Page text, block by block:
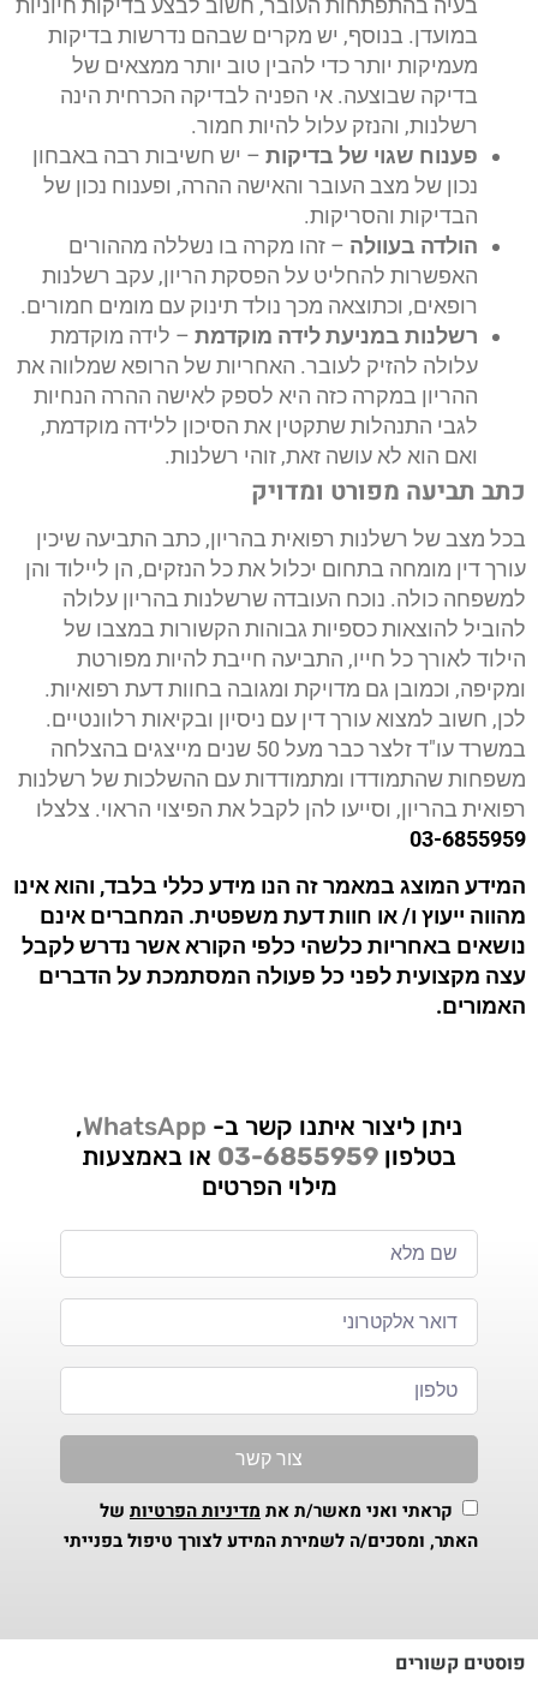
בעיה בהתפתחות העובר, חשוב לבצע בדיקות חיוניות
במועדן. בנוסף, יש מקרים שבהם נדרשות בדיקות
מעמיקות יותר כדי להבין טוב יותר ממצאים של
בדיקה שבוצעה. אי הפניה לבדיקה הכרחית הינה
רשלנות, והנזק עלול להיות חמור.
פענוח שגוי של בדיקות – יש חשיבות רבה באבחון
נכון של מצב העובר והאישה ההרה, ופענוח נכון של
הבדיקות והסריקות.
הולדה בעוולה – זהו מקרה בו נשללה מההורים
האפשרות להחליט על הפסקת הריון, עקב רשלנות
רופאים, וכתוצאה מכך נולד תינוק עם מומים חמורים.
רשלנות במניעת לידה מוקדמת – לידה מוקדמת
עלולה להזיק לעובר. האחריות של הרופא שמלווה את
ההריון במקרה כזה היא לספק לאישה ההרה הנחיות
לגבי התנהלות שתקטין את הסיכון ללידה מוקדמת,
ואם הוא לא עושה זאת, זוהי רשלנות.
כתב תביעה מפורט ומדויק
בכל מצב של רשלנות רפואית בהריון, כתב התביעה שיכין
עורך דין מומחה בתחום יכלול את כל הנזקים, הן ליילוד והן
למשפחה כולה. נוכח העובדה שרשלנות בהריון עלולה
להוביל להוצאות כספיות גבוהות הקשורות במצבו של
הילוד לאורך כל חייו, התביעה חייבת להיות מפורטת
ומקיפה, וכמובן גם מדויקת ומגובה בחוות דעת רפואיות.
לכן, חשוב למצוא עורך דין עם ניסיון ובקיאות רלוונטיים.
במשרד עו"ד זלצר כבר מעל 50 שנים מייצגים בהצלחה
משפחות שהתמודדו ומתמודדות עם ההשלכות של רשלנות
רפואית בהריון, וסייעו להן לקבל את הפיצוי הראוי. צלצלו
03-6855959
המידע המוצג במאמר זה הנו מידע כללי בלבד, והוא אינו
מהווה ייעוץ ו/ או חוות דעת משפטית. המחברים אינם
נושאים באחריות כלשהי כלפי הקורא אשר נדרש לקבל
עצה מקצועית לפני כל פעולה המסתמכת על הדברים
האמורים.
ניתן ליצור איתנו קשר ב- WhatsApp
,
בטלפון 03-6855959 או באמצעות
מילוי הפרטים
צור קשר
קראתי ואני מאשר/ת את מדיניות הפרטיות של
האתר, ומסכים/ה לשמירת המידע לצורך טיפול בפנייתי
פוסטים קשורים